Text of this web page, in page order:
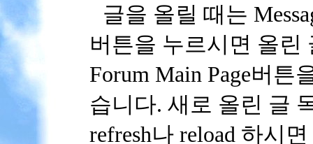
글을 올릴 때는
버튼을 누르시면 올린
Forum Main Page버
습니다. 새로 올린 글
refresh나 reload 하시